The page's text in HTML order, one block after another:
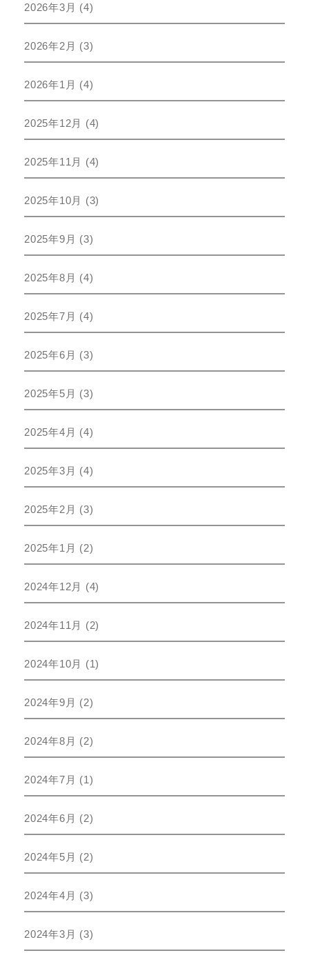
2026年3月 (4)
2026年2月 (3)
2026年1月 (4)
2025年12月 (4)
2025年11月 (4)
2025年10月 (3)
2025年9月 (3)
2025年8月 (4)
2025年7月 (4)
2025年6月 (3)
2025年5月 (3)
2025年4月 (4)
2025年3月 (4)
2025年2月 (3)
2025年1月 (2)
2024年12月 (4)
2024年11月 (2)
2024年10月 (1)
2024年9月 (2)
2024年8月 (2)
2024年7月 (1)
2024年6月 (2)
2024年5月 (2)
2024年4月 (3)
2024年3月 (3)